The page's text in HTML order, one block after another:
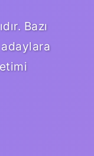
Bazı
adaylara